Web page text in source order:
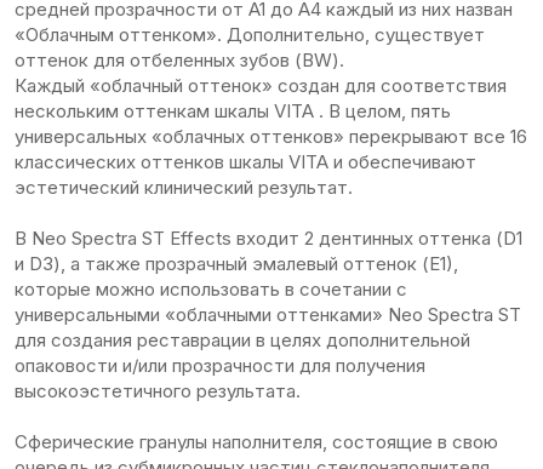
средней прозрачности от A1 до A4 каждый из них назван
«Облачным оттенком». Дополнительно, существует
оттенок для отбеленных зубов (BW).
Каждый «облачный оттенок» создан для соответствия
нескольким оттенкам шкалы VITA . В целом, пять
универсальных «облачных оттенков» перекрывают все 16
классических оттенков шкалы VITA и обеспечивают
эстетический клинический результат.
В Neo Spectra ST Effects входит 2 дентинных оттенка (D1
и D3), а также прозрачный эмалевый оттенок (Е1),
которые можно использовать в сочетании с
универсальными «облачными оттенками» Neo Spectra ST
для создания реставрации в целях дополнительной
опаковости и/или прозрачности для получения
высокоэстетичного результата.
Сферические гранулы наполнителя, состоящие в свою